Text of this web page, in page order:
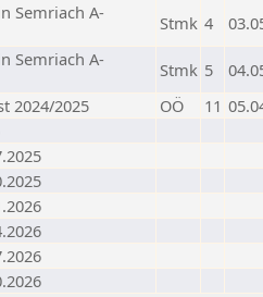
Semriach A-
Stmk 4
Semriach A-
Stmk 5
2024/2025 OÖ 11